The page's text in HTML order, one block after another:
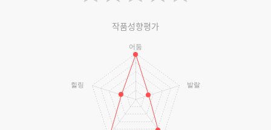
작품성향평가
어둠
발랄
힐링